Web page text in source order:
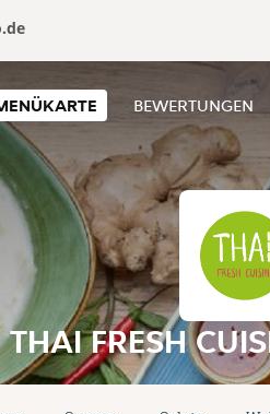
BEWERTUNGEN
THAI FRESH